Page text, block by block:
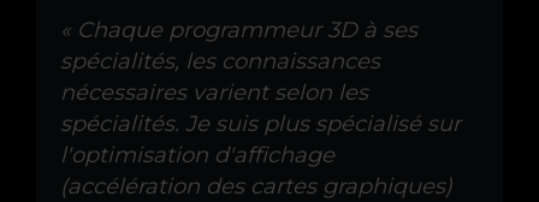
« Chaque programmeur 3D à ses
spécialités, les connaissances
nécessaires varient selon les
spécialités. Je suis plus spécialisé sur
l'optimisation d'affichage
(accélération des cartes graphiques)